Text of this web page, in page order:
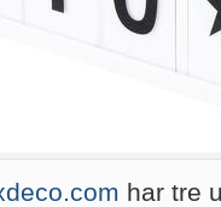
har tre